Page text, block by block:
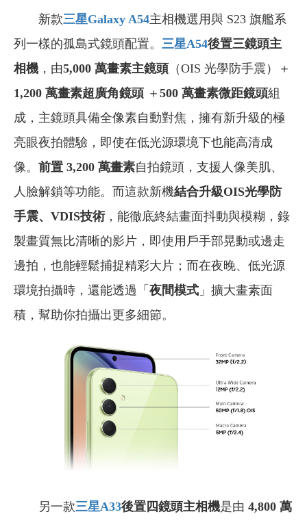
新款三星Galaxy A54主相機選用與 S23 旗艦系
列一樣的孤島式鏡頭配置。 三星A54後置三鏡頭主
相機 ，由5,000 萬畫素主鏡頭 （OIS 光學防手震）＋
1,200 萬畫素超廣角鏡頭 ＋ 500 萬畫素微距鏡頭組
成，主鏡頭具備全像素自動對焦，擁有新升級的極
亮眼夜拍體驗，即使在低光源環境下也能高清成
像。 前置 3,200 萬畫素自拍鏡頭，支援人像美肌、
人臉解鎖等功能。而這款新機結合升級OIS光學防
手震、VDIS技術，能徹底終結畫面抖動與模糊，錄
製畫質無比清晰的影片，即使用戶手部晃動或邊走
邊拍，也能輕鬆捕捉精彩大片；而在夜晚、低光源
環境拍攝時，還能透過「 夜間模式 」擴大畫素面
積，幫助你拍攝出更多細節。
另一款三星A33後置四鏡頭主相機是由 4,800 萬